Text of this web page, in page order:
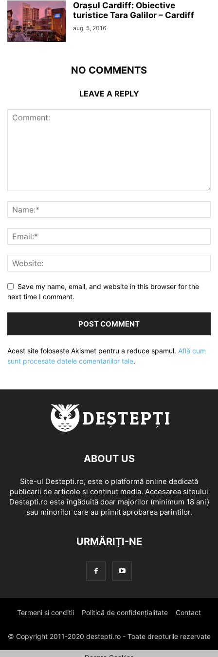
Orașul Cardiff: Obiective
turistice Tara Galilor – Cardiff
aug. 5, 2016
NO COMMENTS
LEAVE A REPLY
Save my name, email, and website in this browser for the
next time I comment.
Acest site folosește Akismet pentru a reduce spamul. Află cum
sunt procesate datele comentariilor tale.
ABOUT US
Site-ul Destepti.ro, este o platformă online dedicată
publicarii de articole și conținut media. Accesarea siteului
Destepti.ro este îngăduită doar majorilor (minimum 18 ani)
sau minorilor care au primit aprobarea parintilor.
URMĂRIȚI-NE
Termeni si conditii Politică de confidențialitate Contact
© Copyright 2011-2020 destepti.ro - Toate drepturile rezervate